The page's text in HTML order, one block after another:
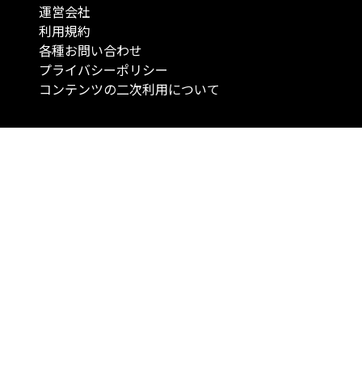
運営会社
利用規約
各種お問い合わせ
プライバシーポリシー
コンテンツの二次利用について